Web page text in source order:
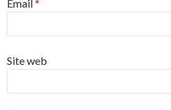
Email*
Site web